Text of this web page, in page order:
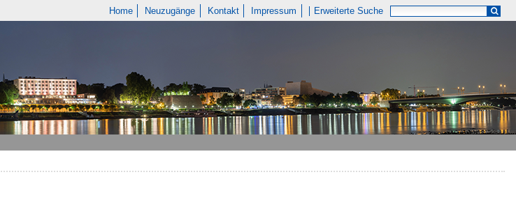
Home Neuzugänge Kontakt Impressum Erweiterte Suche